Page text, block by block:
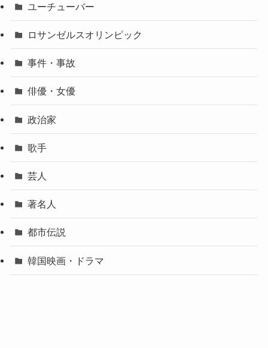
ユーチューバー
ロサンゼルスオリンピック
事件・事故
俳優・女優
政治家
歌手
芸人
著名人
都市伝説
韓国映画・ドラマ